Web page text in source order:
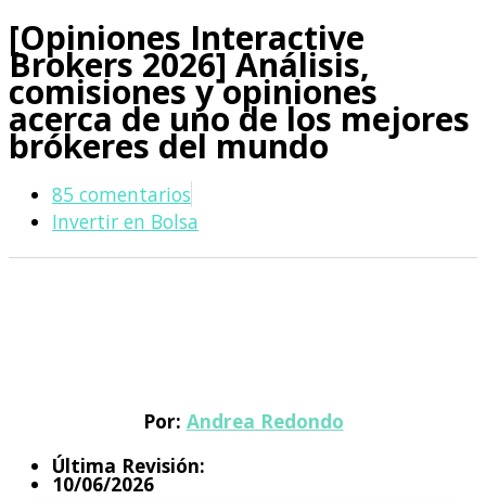
[Opiniones Interactive
Brokers 2026] Análisis,
comisiones y opiniones
acerca de uno de los mejores
brókeres del mundo
85 comentarios
Invertir en Bolsa
Por: Andrea Redondo
Última Revisión:
10/06/2026